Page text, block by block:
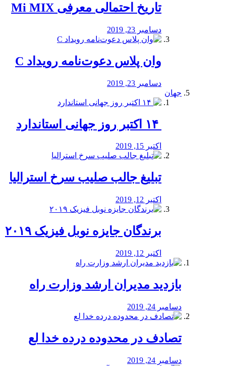
تاریخ احتمالی معرفی Mi MIX
دسامبر 23, 2019
وان پلاس دعوت‌نامه رویداد C
دسامبر 23, 2019
جهان
اکتبر 15, 2019
تبلیغ جالب صلیب سرخ استرالیا
اکتبر 12, 2019
برندگان جایزه نوبل فیزیک ۲۰۱۹
اکتبر 12, 2019
بازدید مدیران ارشد وزارت راه
دسامبر 24, 2019
تصادف در محدوده درده خدا لع
دسامبر 24, 2019